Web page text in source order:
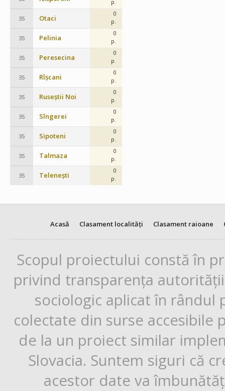
p.
35 Otaci
0
p.
35 Pelinia
0
p.
35 Peresecina
0
p.
35 Rîșcani
0
p.
35 Ruseștii Noi
0
p.
35 Sîngerei
0
p.
35 Sipoteni
0
p.
35 Talmaza
0
p.
35 Telenești
0
p.
Acasă Clasament localități Clasament raioane
Scopul proiectului constă în
privind transparența
sociologic aplicat în rândul
colectate din surse
de la un proiect similar
Slovacia. Suntem siguri că
acestor date va